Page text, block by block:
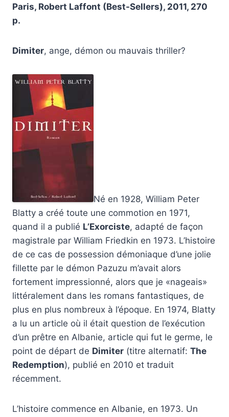
Paris, Robert Laffont (Best-Sellers), 2011, 270
p.
Dimiter, ange, démon ou mauvais thriller?
Né en 1928, William Peter
Blatty a créé toute une commotion en 1971,
quand il a publié L’Exorciste, adapté de façon
magistrale par William Friedkin en 1973. L’histoire
de ce cas de possession démoniaque d’une jolie
fillette par le démon Pazuzu m’avait alors
fortement impressionné, alors que je «nageais»
littéralement dans les romans fantastiques, de
plus en plus nombreux à l’époque. En 1974, Blatty
a lu un article où il était question de l’exécution
d’un prêtre en Albanie, article qui fut le germe, le
point de départ de Dimiter (titre alternatif: The
Redemption), publié en 2010 et traduit
récemment.
L’histoire commence en Albanie, en 1973. Un